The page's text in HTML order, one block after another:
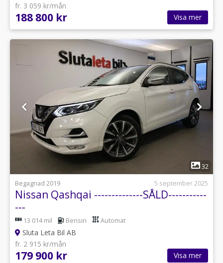
fr. 3 059 kr/mån
188 800 kr Visa mer
1
32
Begagnad 2019
5 september 2025
Nissan Qashqai --------------SÅLD-----------
---
13 014 mil Bensin Automat
Sluta Leta Bil AB
fr. 2 915 kr/mån
179 900 kr Visa mer